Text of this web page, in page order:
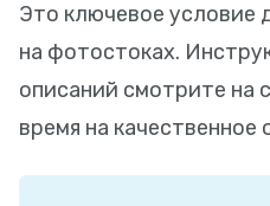
Это ключевое условие
на фотостоках.
описаний смотрите на
время на качественное